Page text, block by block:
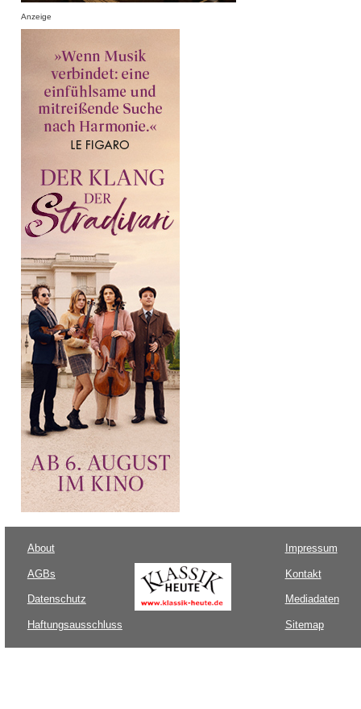
Anzeige
About
AGBs
Datenschutz
Haftungsausschluss
Impressum
Kontakt
Mediadaten
Sitemap